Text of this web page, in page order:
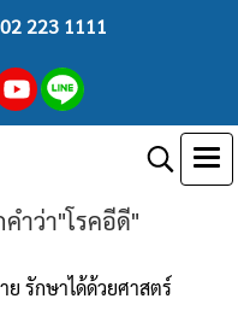
223 1111
ำว่า"โรคอีดี"
รักษาได้ด้วยศาสตร์